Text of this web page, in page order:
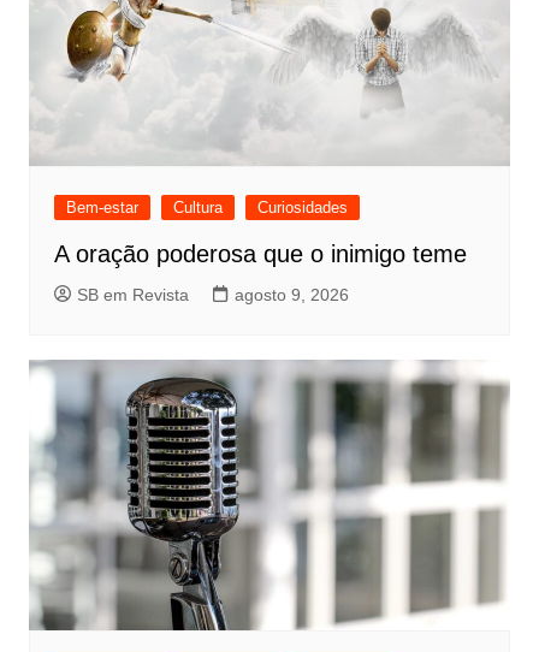
Bem-estar Cultura Curiosidades
A oração poderosa que o inimigo teme
SB em Revista agosto 9, 2026